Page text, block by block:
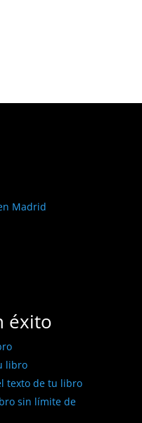
Madrid
éxito
libro
texto de tu libro
sin límite de